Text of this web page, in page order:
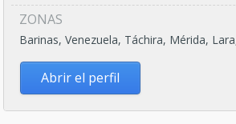
ZONAS
Barinas, Venezuela, Táchira, Mérida,
Abrir el perfil